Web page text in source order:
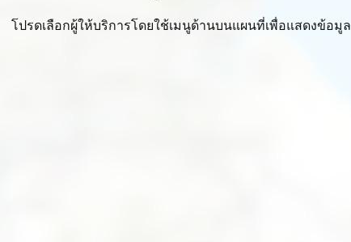
โปรดเลือกผู้ให้บริการโดยใช้เมนูด้านบนแผนที่เพื่อแสดงข้อมูล